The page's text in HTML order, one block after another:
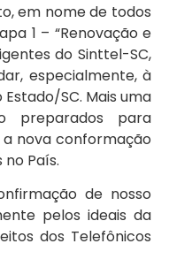
em nome de todos
1 – “Renovação e
do Sinttel-SC,
especialmente, à
SC. Mais uma
preparados para
nova conformação
País.
de nosso
pelos ideais da
dos Telefônicos